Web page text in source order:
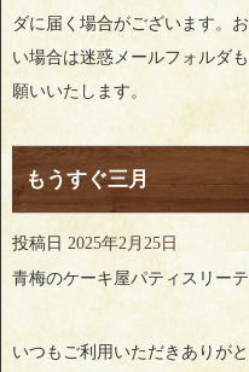
ダに届く場合がございます。
い場合は迷惑メールフォルダ
願いいたします。
もうすぐ三月
投稿日 2025年2月25日
青梅のケーキ屋パティスリーテ
いつもご利用いただきありが